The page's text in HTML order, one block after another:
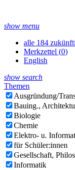
show menu
alle 184
Merkzettel (0)
English
show search
Themen
Ausgründung/
Bauing.,
Biologie
Chemie
Elektro- u.
für Schüler:innen
Gesellschaft,
Informatik